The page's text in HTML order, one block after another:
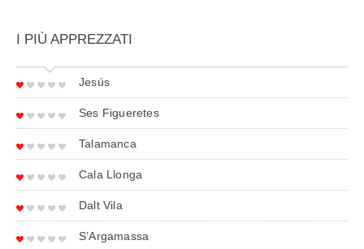
I PIÙ APPREZZATI
Jesús
Ses Figueretes
Talamanca
Cala Llonga
Dalt Vila
S’Argamassa